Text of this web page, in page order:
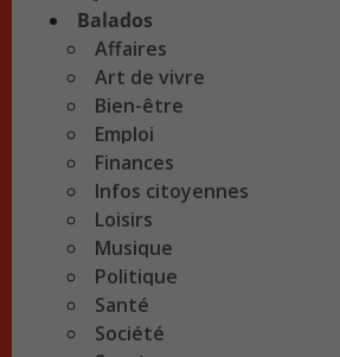
Balados
Affaires
Art de vivre
Bien-être
Emploi
Finances
Infos citoyennes
Loisirs
Musique
Politique
Santé
Société